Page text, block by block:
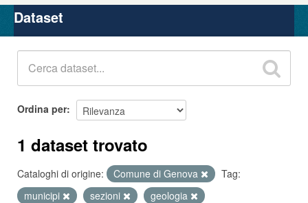
Organizzazioni
Gruppi
Dataset
Ordina per
1 dataset trovato
Cataloghi di origine: Comune di Genova
Tag:
municipi
sezioni
geologia